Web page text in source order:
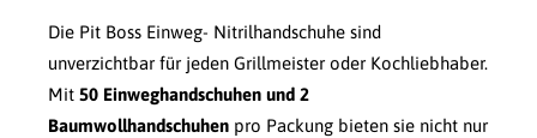
Die Pit Boss Einweg- Nitrilhandschuhe sind
unverzichtbar für jeden Grillmeister oder Kochliebhaber.
Mit 50 Einweghandschuhen und 2
Baumwollhandschuhen pro Packung bieten sie nicht nur